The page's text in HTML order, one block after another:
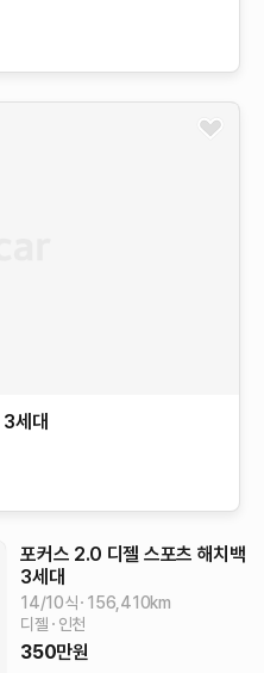
3세대
포커스 2.0 디젤 스포츠 해치백
3세대
14/10식 156,410km
디젤
인천
350만원